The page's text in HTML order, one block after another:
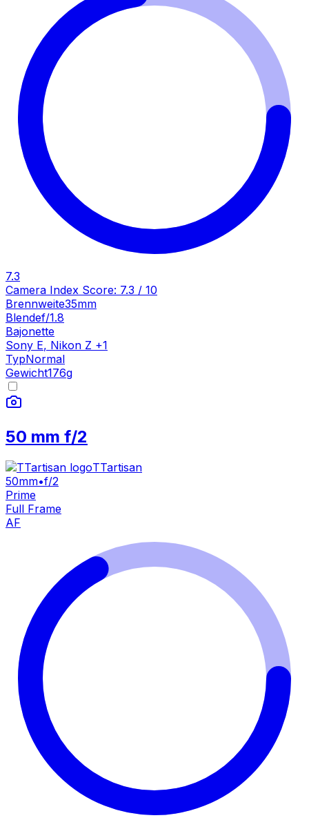
7.3
Camera Index Score: 7.3 / 10
Brennweite35mm
Blendef/1.8
Bajonette
Sony E, Nikon Z +1
TypNormal
Gewicht176g
50 mm f/2
TTartisan
50mm•f/2
Prime
Full Frame
AF